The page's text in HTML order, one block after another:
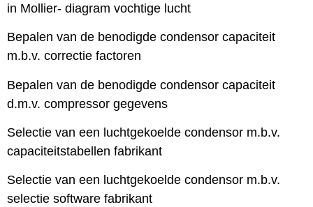
in Mollier- diagram vochtige lucht
Bepalen van de benodigde condensor capaciteit
m.b.v. correctie factoren
Bepalen van de benodigde condensor capaciteit
d.m.v. compressor gegevens
Selectie van een luchtgekoelde condensor m.b.v.
capaciteitstabellen fabrikant
Selectie van een luchtgekoelde condensor m.b.v.
selectie software fabrikant